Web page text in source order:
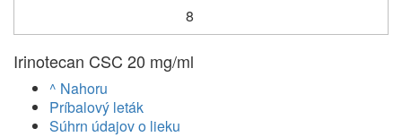
8
Irinotecan CSC 20 mg/ml
^ Nahoru
Príbalový leták
Súhrn údajov o lieku